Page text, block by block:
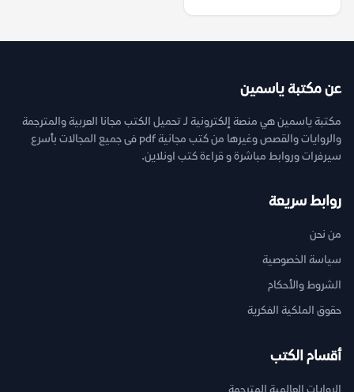
عن مكتبة ياسمين
مكتبة ياسمين هي منصة إلكترونية لـ تحميل الكتب مجانا العربية والمترجمة
والروايات والقصص وغيرها من كتب مجانية pdf فى جميع المجالات بأسرع
سيرفرات وروابط مباشرة و قراءة كتب اونلاين.
روابط سريعة
من نحن
سياسة الخصوصية
الشروط والأحكام
حقوق الملكية الفكرية
أقسام الكتب